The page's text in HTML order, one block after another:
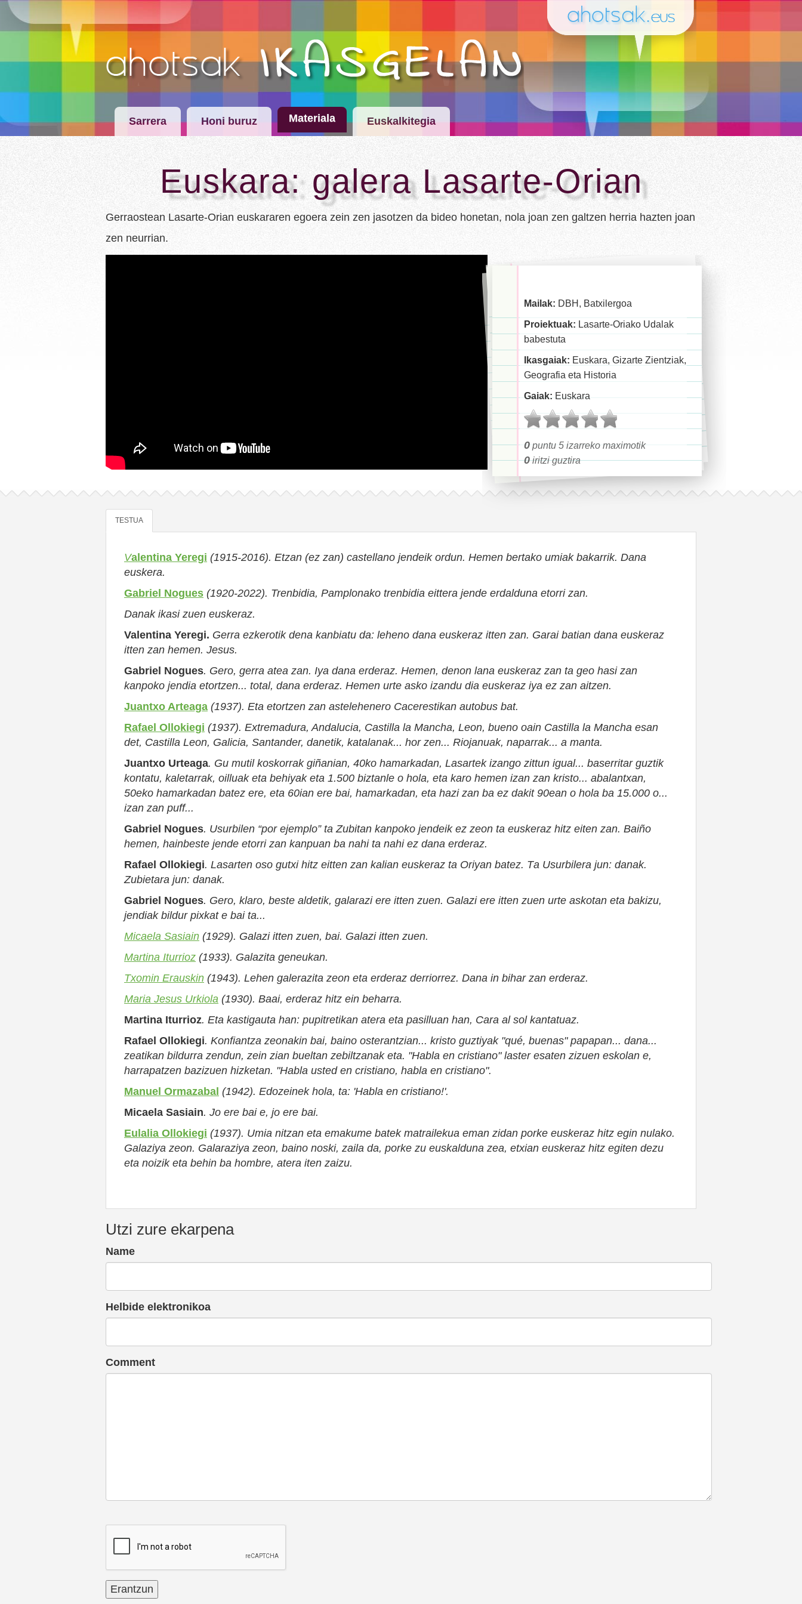
Sarrera Honi buruz Materiala Euskalkitegia
Euskara: galera Lasarte-Orian
Gerraostean Lasarte-Orian euskararen egoera zein zen jasotzen da bideo honetan, nola joan zen galtzen herria hazten joan
zen neurrian.
Mailak: DBH, Batxilergoa
Proiektuak: Lasarte-Oriako Udalak
babestuta
Ikasgaiak: Euskara, Gizarte Zientziak,
Geografia eta Historia
Gaiak: Euskara
0puntu 5 izarreko maximotik
0iritzi guztira
TESTUA
Valentina Yeregi (1915-2016). Etzan (ez zan) castellano jendeik ordun. Hemen bertako umiak bakarrik. Dana
euskera.
Gabriel Nogues (1920-2022). Trenbidia, Pamplonako trenbidia eittera jende erdalduna etorri zan.
Danak ikasi zuen euskeraz.
Valentina Yeregi. Gerra ezkerotik dena kanbiatu da: leheno dana euskeraz itten zan. Garai batian dana euskeraz
itten zan hemen. Jesus.
Gabriel Nogues. Gero, gerra atea zan. Iya dana erderaz. Hemen, denon lana euskeraz zan ta geo hasi zan
kanpoko jendia etortzen... total, dana erderaz. Hemen urte asko izandu dia euskeraz iya ez zan aitzen.
Juantxo Arteaga (1937). Eta etortzen zan astelehenero Cacerestikan autobus bat.
Rafael Ollokiegi (1937). Extremadura, Andalucia, Castilla la Mancha, Leon, bueno oain Castilla la Mancha esan
det, Castilla Leon, Galicia, Santander, danetik, katalanak... hor zen... Riojanuak, naparrak... a manta.
Juantxo Urteaga. Gu mutil koskorrak giñanian, 40ko hamarkadan, Lasartek izango zittun igual... baserritar guztik
kontatu, kaletarrak, oilluak eta behiyak eta 1.500 biztanle o hola, eta karo hemen izan zan kristo... abalantxan,
50eko hamarkadan batez ere, eta 60ian ere bai, hamarkadan, eta hazi zan ba ez dakit 90ean o hola ba 15.000 o...
izan zan puff...
Gabriel Nogues. Usurbilen “por ejemplo” ta Zubitan kanpoko jendeik ez zeon ta euskeraz hitz eiten zan. Baiño
hemen, hainbeste jende etorri zan kanpuan ba nahi ta nahi ez dana erderaz.
Rafael Ollokiegi. Lasarten oso gutxi hitz eitten zan kalian euskeraz ta Oriyan batez. Ta Usurbilera jun: danak.
Zubietara jun: danak.
Gabriel Nogues. Gero, klaro, beste aldetik, galarazi ere itten zuen. Galazi ere itten zuen urte askotan eta bakizu,
jendiak bildur pixkat e bai ta...
Micaela Sasiain (1929). Galazi itten zuen, bai. Galazi itten zuen.
Martina Iturrioz (1933). Galazita geneukan.
Txomin Erauskin (1943). Lehen galerazita zeon eta erderaz derriorrez. Dana in bihar zan erderaz.
Maria Jesus Urkiola (1930). Baai, erderaz hitz ein beharra.
Martina Iturrioz. Eta kastigauta han: pupitretikan atera eta pasilluan han, Cara al sol kantatuaz.
Rafael Ollokiegi. Konfiantza zeonakin bai, baino osterantzian... kristo guztiyak "qué, buenas" papapan... dana...
zeatikan bildurra zendun, zein zian bueltan zebiltzanak eta. "Habla en cristiano" laster esaten zizuen eskolan e,
harrapatzen bazizuen hizketan. "Habla usted en cristiano, habla en cristiano".
Manuel Ormazabal (1942). Edozeinek hola, ta: 'Habla en cristiano!'.
Micaela Sasiain. Jo ere bai e, jo ere bai.
Eulalia Ollokiegi (1937). Umia nitzan eta emakume batek matrailekua eman zidan porke euskeraz hitz egin nulako.
Galaziya zeon. Galaraziya zeon, baino noski, zaila da, porke zu euskalduna zea, etxian euskeraz hitz egiten dezu
eta noizik eta behin ba hombre, atera iten zaizu.
Utzi zure ekarpena
Name
Helbide elektronikoa
Comment